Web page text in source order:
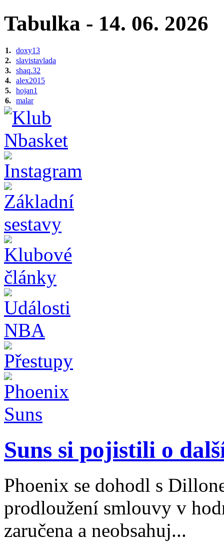
Tabulka - 14. 06. 2026
1. doxy13
2. slavistavlada
3. shaq.32
4. alex2015
5. hojan1
6. malar
Suns si pojistili o
Phoenix se dohodl s
prodloužení smlouvy v
zaručena a neobsahuj...